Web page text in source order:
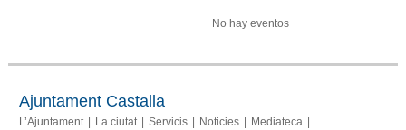
No hay eventos
Ajuntament Castalla
L’Ajuntament La ciutat Servicis Noticies
Mediateca